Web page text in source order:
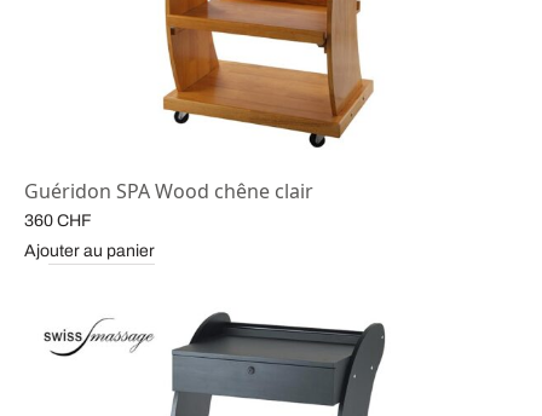
Guéridon SPA Wood chêne clair
360 CHF
Ajouter au panier